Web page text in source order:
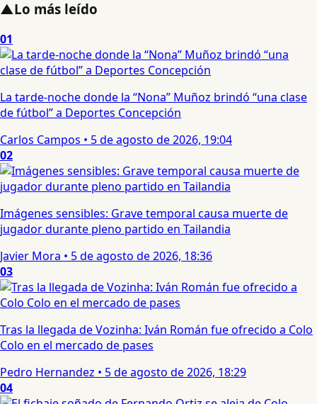
▲Lo más leído
01
La tarde-noche donde la “Nona” Muñoz brindó “una clase
de fútbol” a Deportes Concepción
Carlos Campos • 5 de agosto de 2026, 19:04
02
Imágenes sensibles: Grave temporal causa muerte de
jugador durante pleno partido en Tailandia
Javier Mora • 5 de agosto de 2026, 18:36
03
Tras la llegada de Vozinha: Iván Román fue ofrecido a Colo
Colo en el mercado de pases
Pedro Hernandez • 5 de agosto de 2026, 18:29
04